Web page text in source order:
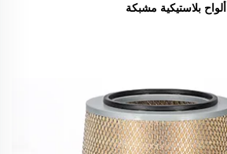
ألواح بلاستيكية مشبكة